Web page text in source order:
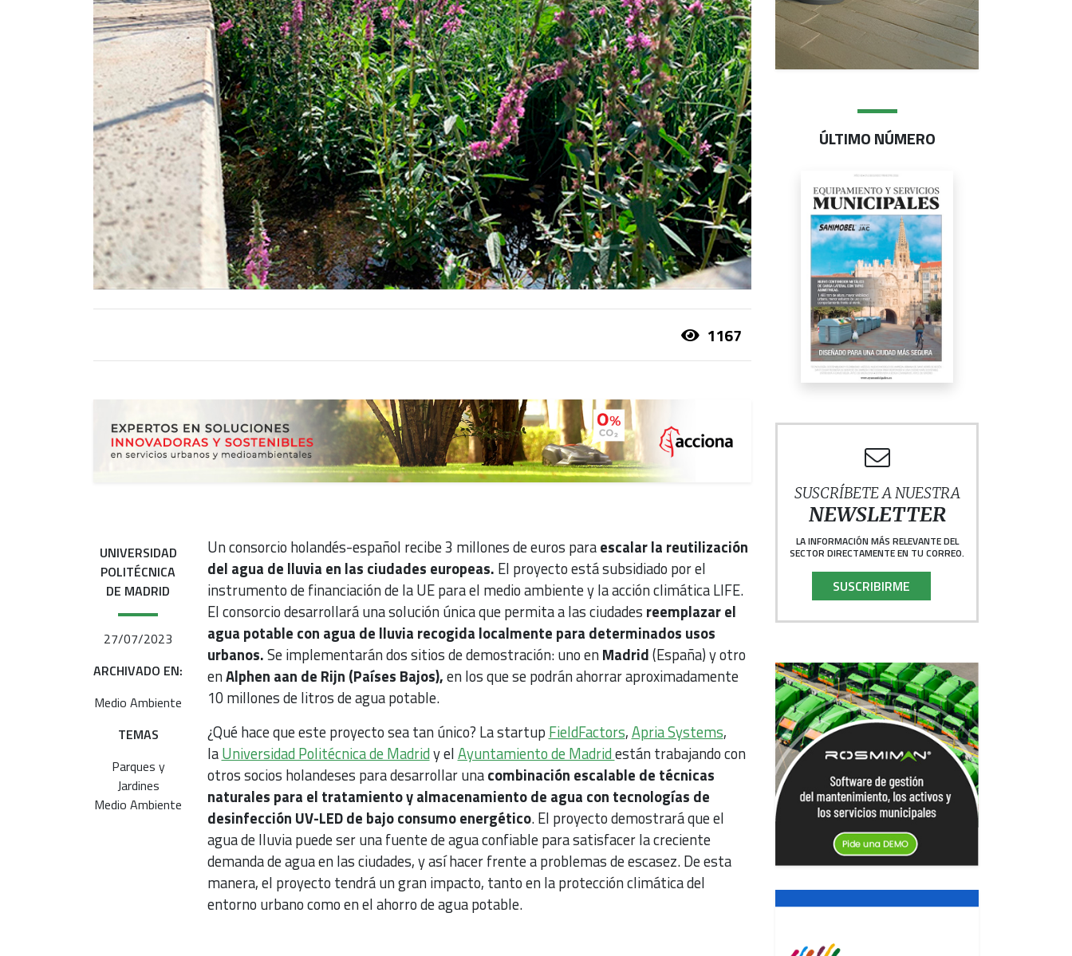
1167
UNIVERSIDAD
POLITÉCNICA
DE MADRID
27/07/2023
ARCHIVADO EN:
Medio Ambiente
TEMAS
Parques y
Jardines
Medio Ambiente
Un consorcio holandés-español recibe 3 millones de euros paraescalar la reutilización
del agua de lluvia en las ciudades europeas. El proyecto está subsidiado por el
instrumento de financiación de la UE para el medio ambiente y la acción climática LIFE.
El consorcio desarrollará una solución única que permita a las ciudades reemplazar el
agua potable con agua de lluvia recogida localmente para determinados usos
urbanos.Se implementarán dos sitios de demostración: uno enMadrid(España) y otro
enAlphen aan de Rijn (Países Bajos),en los que se podrán ahorrar aproximadamente
10 millones de litros de agua potable.
¿Qué hace que este proyecto sea tan único? La startup FieldFactors,Apria Systems,
laUniversidad Politécnica de Madridy elAyuntamiento de Madridestán trabajando con
otros socios holandeses para desarrollar unacombinación escalable de técnicas
naturales para el tratamiento y almacenamiento de agua con tecnologías de
desinfección UV-LED de bajo consumo energético. El proyecto demostrará que el
agua de lluvia puede ser una fuente de agua confiable para satisfacer la creciente
demanda de agua en las ciudades, y así hacer frente a problemas de escasez. De esta
manera, el proyecto tendrá un gran impacto, tanto en la protección climática del
entorno urbano como en el ahorro de agua potable.
ÚLTIMO NÚMERO
SUSCRÍBETE A NUESTRA
NEWSLETTER
LA INFORMACIÓN MÁS RELEVANTE DEL
SECTOR DIRECTAMENTE EN TU CORREO.
SUSCRIBIRME